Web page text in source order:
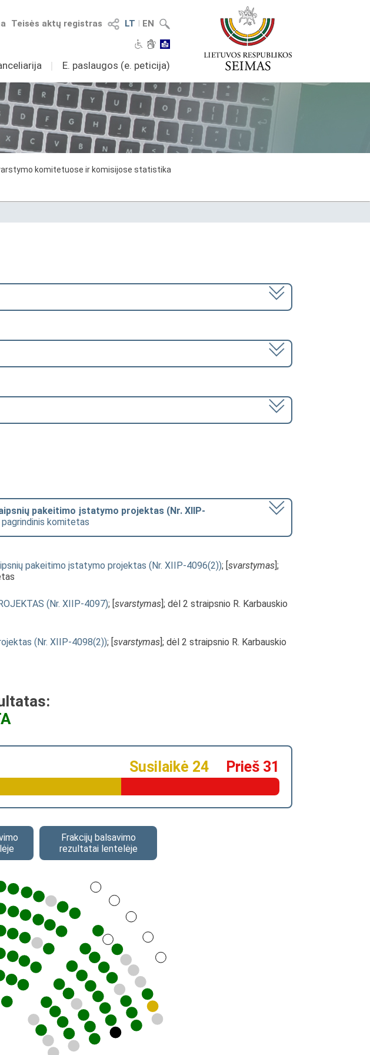
LT I EN
Teisės aktų registras
I E. paslaugos (e. peticija)
komitetuose ir komisijose statistika
pakeitimo įstatymo projektas (Nr. XIIP-
pagrindinis komitetas
pakeitimo įstatymo projektas (Nr. XIIP-4096(2)); [svarstymas];
(Nr. XIIP-4097); [svarstymas]; dėl 2 straipsnio R. Karbauskio
(Nr. XIIP-4098(2)); [svarstymas]; dėl 2 straipsnio R. Karbauskio
Prieš 31
Susilaikė 24
Frakcijų balsavimo
rezultatai lentelėje